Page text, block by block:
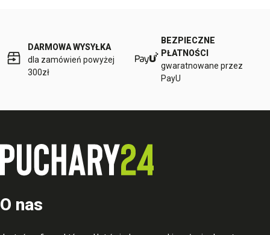
DARMOWA WYSYŁKA
dla zamówień powyżej
300zł
BEZPIECZNE
PŁATNOŚCI
gwaratnowane przez
PayU
O nas